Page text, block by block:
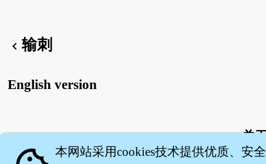
chevron_left 输刺
English version
关
本网站采用cookies技术提供优质、安